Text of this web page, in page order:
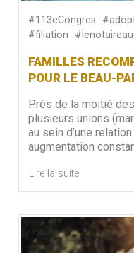
#113eCongres
#filiation
FAMILLES
POUR LE BEAU-
Près de la moitié
plusieurs unions
au sein d’une
augmentation
Lire la suite